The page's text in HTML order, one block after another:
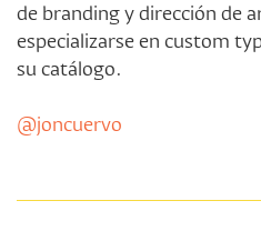
de branding y dirección de
especializarse en custom
su catálogo.
@joncuervo